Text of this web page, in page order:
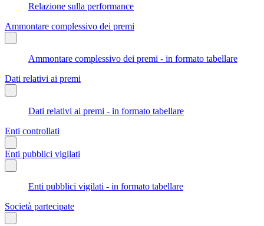
Relazione sulla performance
Ammontare complessivo dei premi
Ammontare complessivo dei premi - in formato tabellare
Dati relativi ai premi
Dati relativi ai premi - in formato tabellare
Enti controllati
Enti pubblici vigilati
Enti pubblici vigilati - in formato tabellare
Società partecipate